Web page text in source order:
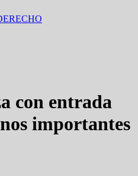
con entrada
importantes